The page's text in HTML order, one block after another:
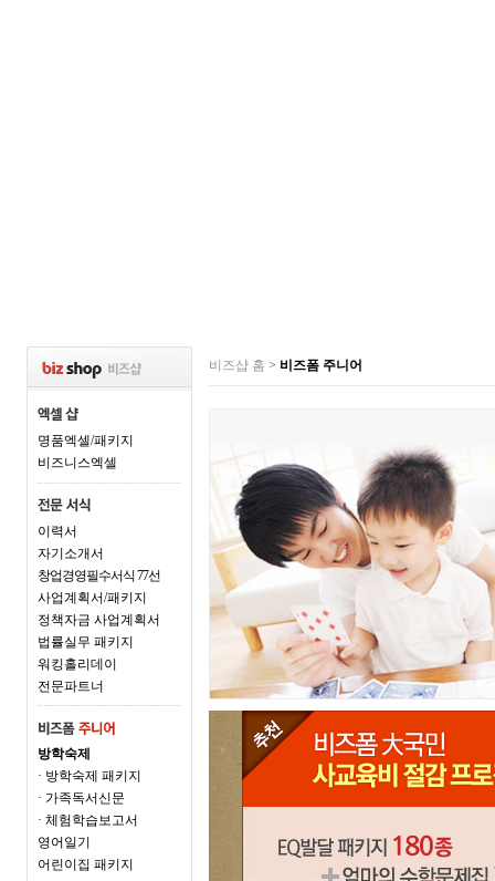
명품엑셀/패키지
비즈니스엑셀
이력서
자기소개서
창업경영필수서식 77선
사업계획서/패키지
정책자금 사업계획서
법률실무 패키지
워킹홀리데이
전문파트너
방학숙제
· 방학숙제 패키지
· 가족독서신문
· 체험학습보고서
영어일기
어린이집 패키지
비즈샵 홈 > 비즈폼 주니어